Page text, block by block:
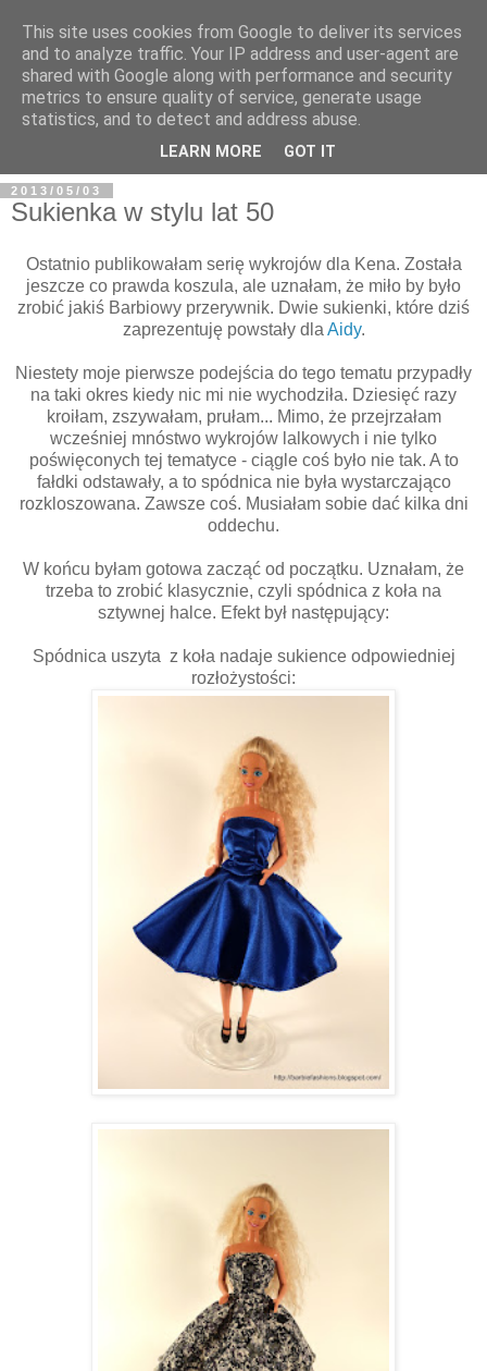
BFashions
2013/05/03
Sukienka w stylu lat 50
Ostatnio publikowałam serię wykrojów dla Kena. Została
jeszcze co prawda koszula, ale uznałam, że miło by było
zrobić jakiś Barbiowy przerywnik. Dwie sukienki, które dziś
zaprezentuję powstały dla Aidy.
Niestety moje pierwsze podejścia do tego tematu przypadły
na taki okres kiedy nic mi nie wychodziła. Dziesięć razy
kroiłam, zszywałam, prułam... Mimo, że przejrzałam
wcześniej mnóstwo wykrojów lalkowych i nie tylko
poświęconych tej tematyce - ciągle coś było nie tak. A to
fałdki odstawały, a to spódnica nie była wystarczająco
rozkloszowana. Zawsze coś. Musiałam sobie dać kilka dni
oddechu.
W końcu byłam gotowa zacząć od początku. Uznałam, że
trzeba to zrobić klasycznie, czyli spódnica z koła na
sztywnej halce. Efekt był następujący:
Spódnica uszyta z koła nadaje sukience odpowiedniej
rozłożystości:
This site uses cookies from Google to deliver its services
and to analyze traffic. Your IP address and user-agent are
shared with Google along with performance and security
metrics to ensure quality of service, generate usage
statistics, and to detect and address abuse.
LEARN MORE GOT IT